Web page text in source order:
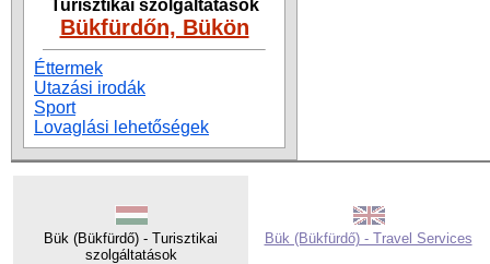
Turisztikai szolgáltatások
Bükfürdőn, Bükön
Éttermek
Utazási irodák
Sport
Lovaglási lehetőségek
Bük (Bükfürdő) - Turisztikai
szolgáltatások
Bük (Bükfürdő) - Travel Services